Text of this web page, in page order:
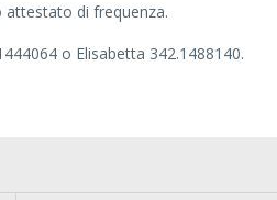
di frequenza.
o Elisabetta 342.1488140.